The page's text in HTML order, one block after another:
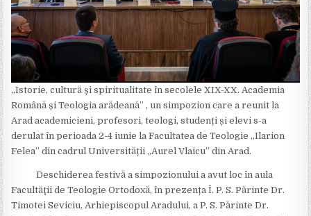
„Istorie, cultură și spiritualitate în secolele XIX-XX. Academia
Română și Teologia arădeană” , un simpozion care a reunit la
Arad academicieni, profesori, teologi, studenți și elevi s-a
derulat în perioada 2-4 iunie la Facultatea de Teologie „Ilarion
Felea” din cadrul Universității „Aurel Vlaicu” din Arad.
Deschiderea festivă a simpozionului a avut loc în aula
Facultăţii de Teologie Ortodoxă, în prezența Î. P. S. Părinte Dr.
Timotei Seviciu, Arhiepiscopul Aradului, a P. S. Părinte Dr.